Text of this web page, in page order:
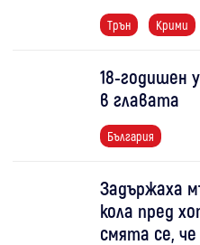
Трън Крими
18-годишен
в главата
България
Задържаха
кола пред
смята се,